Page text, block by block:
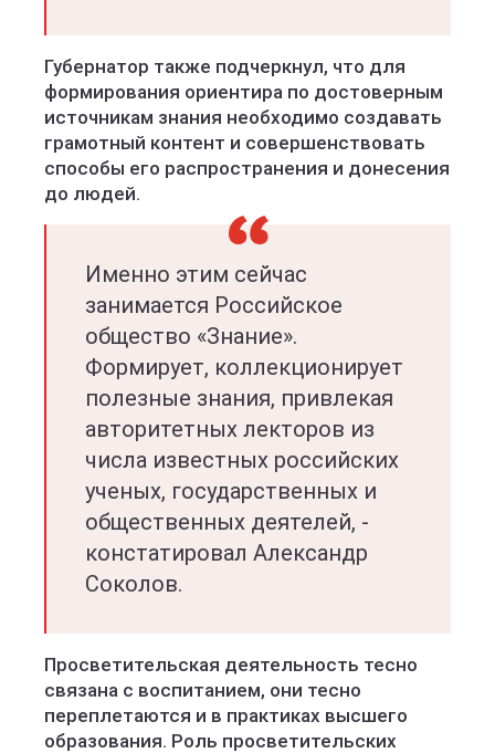
Губернатор также подчеркнул, что для
формирования ориентира по достоверным
источникам знания необходимо создавать
грамотный контент и совершенствовать
способы его распространения и донесения
до людей.
Именно этим сейчас
занимается Российское
общество «Знание».
Формирует, коллекционирует
полезные знания, привлекая
авторитетных лекторов из
числа известных российских
ученых, государственных и
общественных деятелей, -
констатировал Александр
Соколов.
Просветительская деятельность тесно
связана с воспитанием, они тесно
переплетаются и в практиках высшего
образования. Роль просветительских